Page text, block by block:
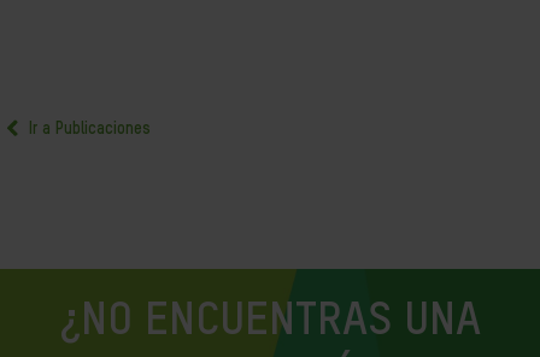
Ir a Publicaciones
¿NO ENCUENTRAS UNA